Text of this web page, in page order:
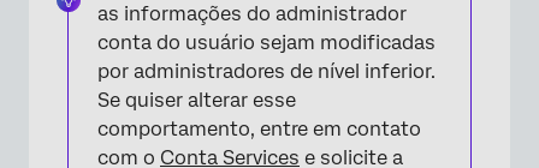
as informações do administrador
conta do usuário sejam modificadas
por administradores de nível inferior.
Se quiser alterar esse
comportamento, entre em contato
com o Conta Services e solicite a